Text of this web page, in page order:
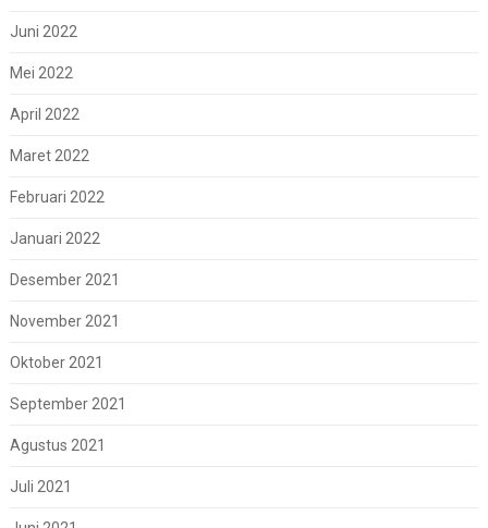
Juni 2022
Mei 2022
April 2022
Maret 2022
Februari 2022
Januari 2022
Desember 2021
November 2021
Oktober 2021
September 2021
Agustus 2021
Juli 2021